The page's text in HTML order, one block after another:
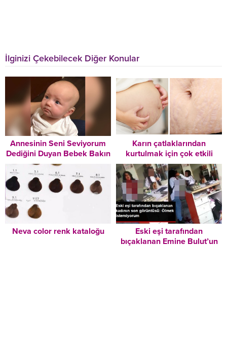
İlginizi Çekebilecek Diğer Konular
Annesinin Seni Seviyorum
Dediğini Duyan Bebek Bakın
Nasıl Duygulandı
Karın çatlaklarından
kurtulmak için çok etkili
yöntem
Neva color renk kataloğu
Eski eşi tarafından
bıçaklanan Emine Bulut’un